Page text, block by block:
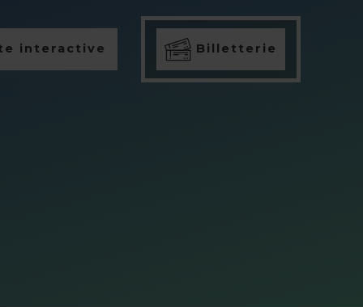
interactive Billetterie